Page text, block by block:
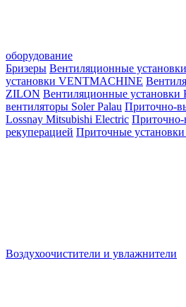
оборудование
Бризеры Вентиляционные
установки VENTMACHINE
ZILON Вентиляционные
вентиляторы Soler Palau Приточно-
Lossnay Mitsubishi Electric Приточно-
рекуперацией Приточные
Воздухоочистители и увлажнители